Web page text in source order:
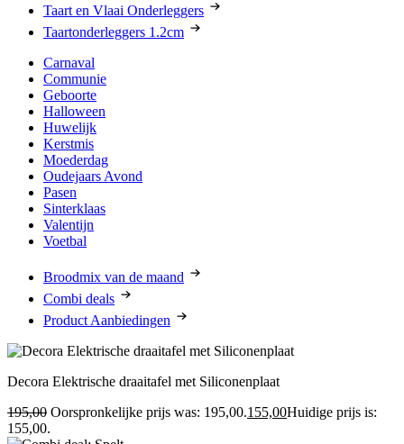
Taart en Vlaai Onderleggers
Taartonderleggers 1.2cm
Carnaval
Communie
Geboorte
Halloween
Huwelijk
Kerstmis
Moederdag
Oudejaars Avond
Pasen
Sinterklaas
Valentijn
Voetbal
Broodmix van de maand
Combi deals
Product Aanbiedingen
Decora Elektrische draaitafel met Siliconenplaat
195,00 Oorspronkelijke prijs was: 195,00.155,00Huidige prijs is:
155,00.